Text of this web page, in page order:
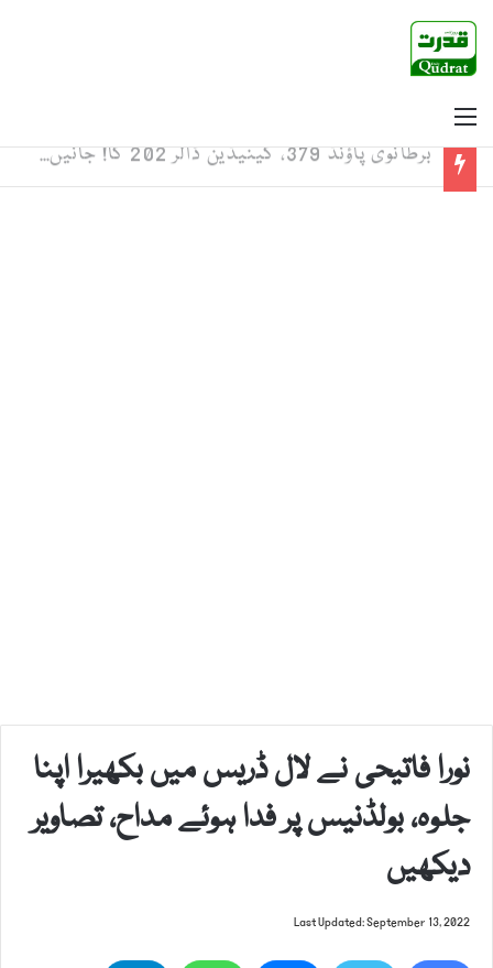
برطانوی پاؤنڈ 379، کینیڈین ڈالر 202 کا! جانیں امریکی ڈالر سمیت دیگر کرنسی کے ریٹس
نورا فاتیحی نے لال ڈریس میں بکھیرا اپنا
جلوہ، بولڈنیس پر فدا ہوئے مداح، تصاویر
دیکھیں
Last Updated: September 13, 2022